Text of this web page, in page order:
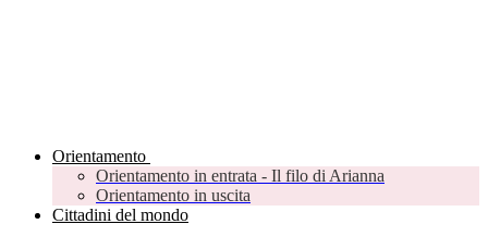
Orientamento
Orientamento in entrata - Il filo di Arianna
Orientamento in uscita
Cittadini del mondo